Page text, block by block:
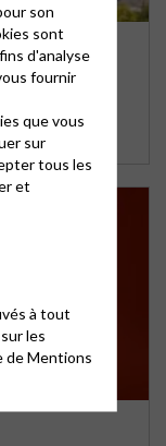
DE
est en
son
sont
d'analyse
fournir
que vous
sur
tous les
et
à tout
les
deMentions